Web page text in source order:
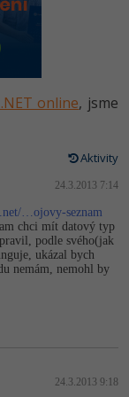
online, jsme
Aktivity
24.3.2013 7:14
…ojovy-seznam
chci mít datový typ
podle svého(jak
ukázal bych
nemám, nemohl by
24.3.2013 9:18